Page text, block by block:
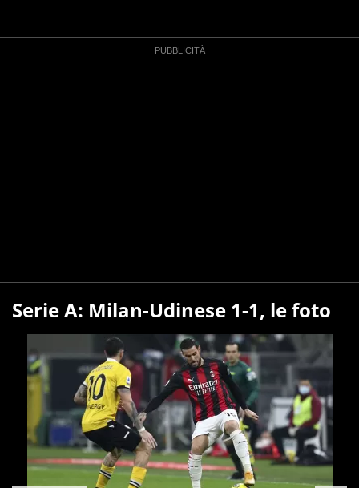
Serie A: Milan-Udinese 1-1, le foto